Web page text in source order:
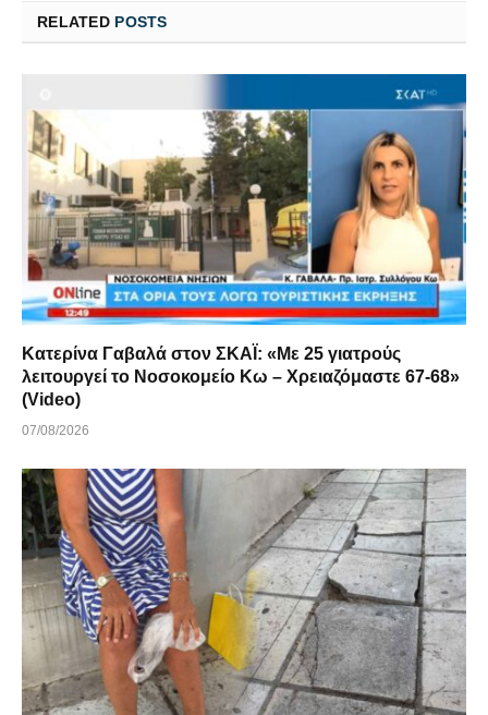
RELATED POSTS
Κατερίνα Γαβαλά στον ΣΚΑΪ: «Με 25 γιατρούς
λειτουργεί το Νοσοκομείο Κω – Χρειαζόμαστε 67-68»
(Video)
07/08/2026